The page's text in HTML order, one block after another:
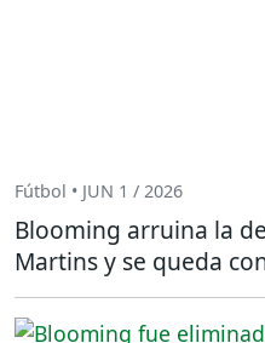
Fútbol • JUN 1 / 2026
Blooming arruina la
Martins y se queda